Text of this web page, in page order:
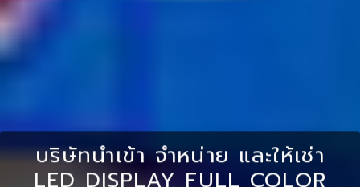
บริษัทนำเข้า จำหน่าย และให้เช่า
LED DISPLAY FULL COLOR